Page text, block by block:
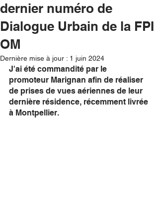
dernier numéro de
Dialogue Urbain de la FPI
OM
Dernière mise à jour : 1 juin 2024
J'ai été commandité par le
promoteur Marignan afin de réaliser
de prises de vues aériennes de leur
dernière résidence, récemment livrée
à Montpellier.